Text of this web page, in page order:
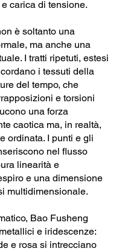
carica di tensione.
è soltanto una
ma anche una
I tratti ripetuti, estesi
i tessuti della
del tempo, che
e torsioni
una forza
caotica ma, in realtà,
ordinata. I punti e gli
nel flusso
linearità e
e una dimensione
multidimensionale.
Bao Fusheng
e iridescenze:
e rosa si intrecciano